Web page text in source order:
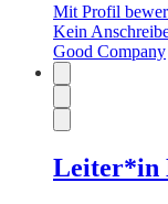
Mit Profil
Kein
Good Company
Leiter*in